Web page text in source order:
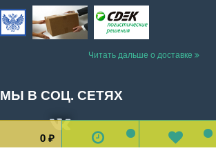
0 ₽
Читать дальше о доставке
МЫ В СОЦ. СЕТЯХ